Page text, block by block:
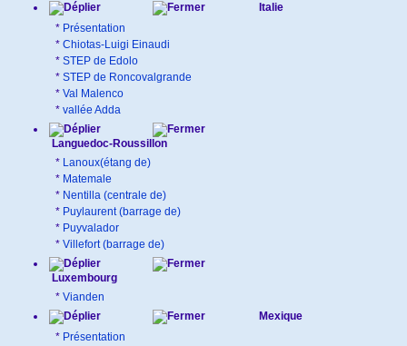
Italie
* Présentation
* Chiotas-Luigi Einaudi
* STEP de Edolo
* STEP de Roncovalgrande
* Val Malenco
* vallée Adda
Languedoc-Roussillon
* Lanoux(étang de)
* Matemale
* Nentilla (centrale de)
* Puylaurent (barrage de)
* Puyvalador
* Villefort (barrage de)
Luxembourg
* Vianden
Mexique
* Présentation